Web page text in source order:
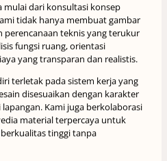
mulai dari konsultasi konsep
tidak hanya membuat gambar
perencanaan teknis yang terukur
fungsi ruang, orientasi
yang transparan dan realistis.
terletak pada sistem kerja yang
disesuaikan dengan karakter
Kami juga berkolaborasi
material terpercaya untuk
tinggi tanpa